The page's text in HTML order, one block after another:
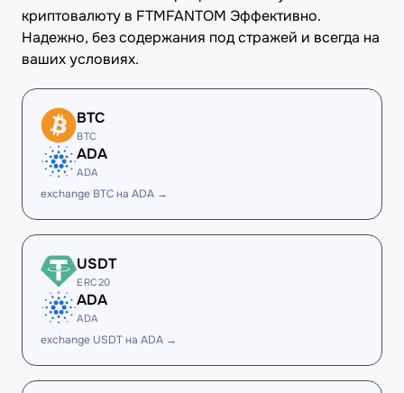
криптовалюту в FTMFANTOM Эффективно.
Надежно, без содержания под стражей и всегда на
ваших условиях.
BTC
BTC
ADA
ADA
exchange BTC на ADA →
USDT
ERC20
ADA
ADA
exchange USDT на ADA →